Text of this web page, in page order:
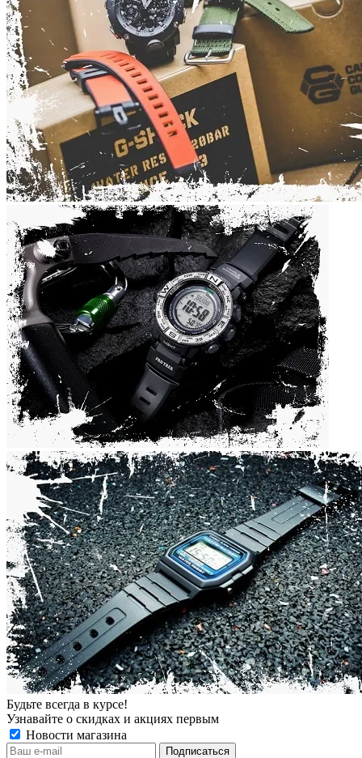
Будьте всегда в курсе!
Узнавайте о скидках и акциях первым
Новости магазина